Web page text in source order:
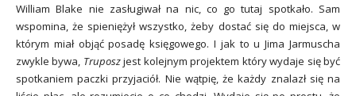
William Blake nie zasługiwał na nic, co go tutaj spotkało. Sam
wspomina, że spieniężył wszystko, żeby dostać się do miejsca, w
którym miał objąć posadę księgowego. I jak to u Jima Jarmuscha
zwykle bywa, Truposzjest kolejnym projektem który wydaje się być
spotkaniem paczki przyjaciół. Nie wątpię, że każdy znalazł się na